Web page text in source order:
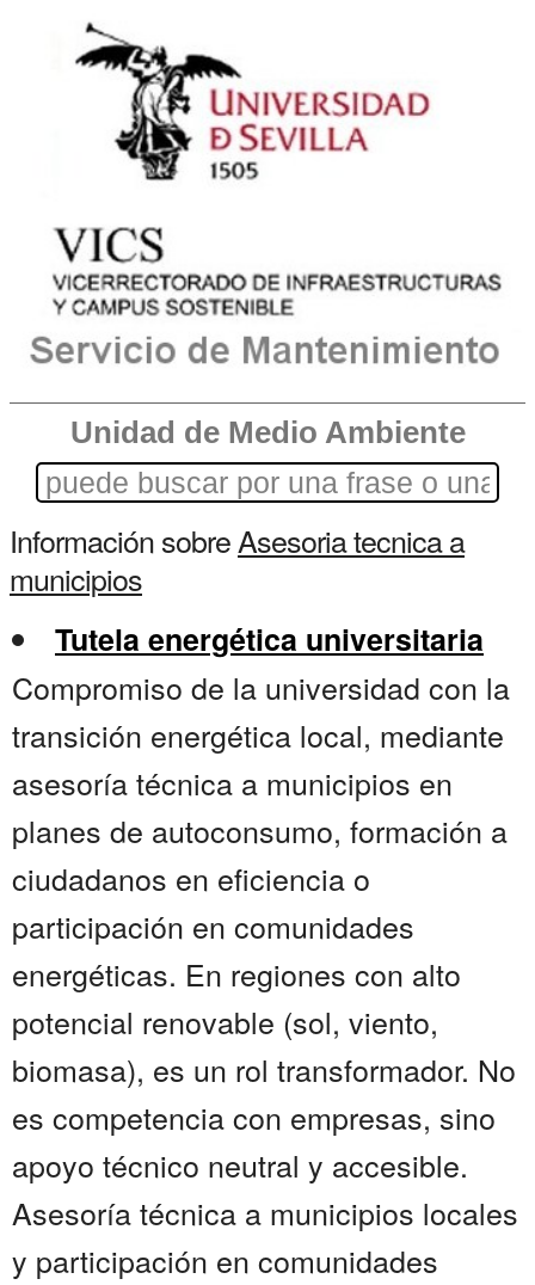
Unidad de Medio Ambiente
Información sobreAsesoria tecnica a
municipios
Tutela energética universitaria
Compromiso de la universidad con la
transición energética local, mediante
asesoría técnica a municipios en
planes de autoconsumo, formación a
ciudadanos en eficiencia o
participación en comunidades
energéticas. En regiones con alto
potencial renovable (sol, viento,
biomasa), es un rol transformador. No
es competencia con empresas, sino
apoyo técnico neutral y accesible.
Asesoría técnica a municipios locales
y participación en comunidades